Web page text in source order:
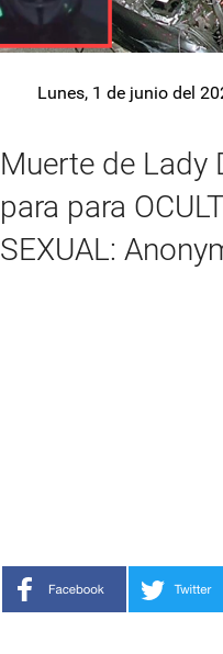
Lunes, 1 de junio del
Muerte de Lady
para para
SEXUAL: